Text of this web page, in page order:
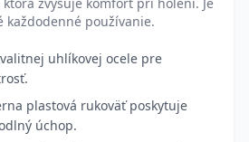
každodenné používanie.
uhlíkovej ocele pre
plastová rukoväť poskytuje
úchop.